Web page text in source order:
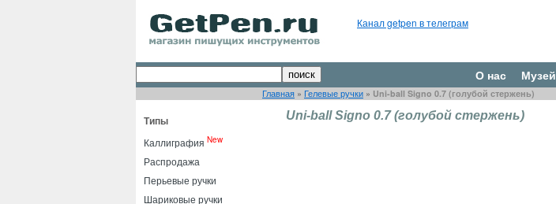
Канал getpen в телеграм
О нас Музей
Главная » Гелевые ручки » Uni-ball Signo 0.7 (голубой стержень)
Типы
Каллиграфия New
Распродажа
Перьевые ручки
Шариковые ручки
Uni-ball Signo 0.7 (голубой стержень)